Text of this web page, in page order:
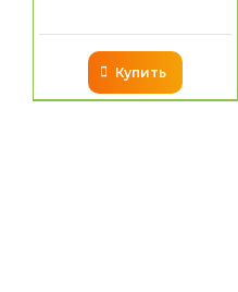
Купить